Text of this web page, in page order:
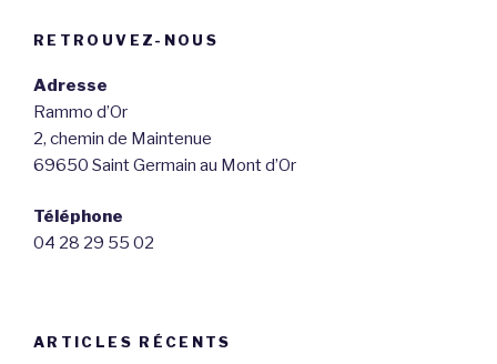
RETROUVEZ-NOUS
Adresse
Rammo d’Or
2, chemin de Maintenue
69650 Saint Germain au Mont d’Or
Téléphone
04 28 29 55 02
ARTICLES RÉCENTS